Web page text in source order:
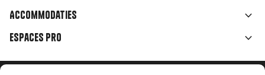
Accommodaties
Espaces Pro